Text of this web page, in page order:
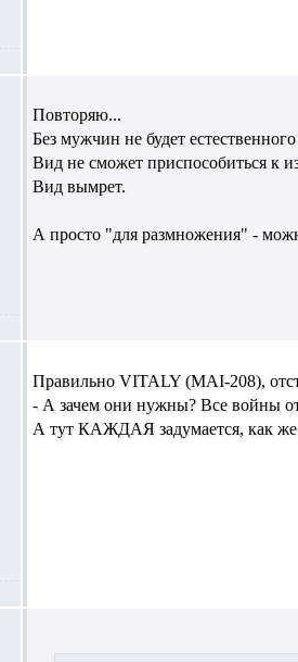
Повторяю...
Без мужчин не будет
Вид не сможет приспособиться к
Вид вымрет.
А просто "для размножения" -
Правильно VITALY (MAI-208),
- А зачем они нужны? Все войны
А тут КАЖДАЯ задумается, как же